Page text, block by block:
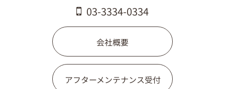
03-3334-0334
会社概要
アフターメンテナンス受付